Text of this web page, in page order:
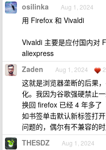
osilinka Aug 1, 2024
用 Firefox 和 Vivaldi
Vivaldi 主要是应付国内对
aliexpress
Zaden Aug 1, 2024 2
这就是浏览器垄断的后果
化。我因为谷歌强硬禁止
换回 firefox 已经 4 年多了
如书签单击默认新标签打
问题的，偶尔有不兼容的
THESDZ Aug 1, 2024